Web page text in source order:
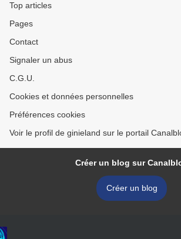
Top articles
Pages
Contact
Signaler un abus
C.G.U.
Cookies et données personnelles
Préférences cookies
Voir le profil de ginieland sur le portail
Créer un blog sur
Créer un blog